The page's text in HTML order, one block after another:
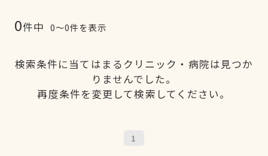
0件中 0〜0件を表示
検索条件に当てはまるクリニック・病院は見つか
りませんでした。
再度条件を変更して検索してください。
1